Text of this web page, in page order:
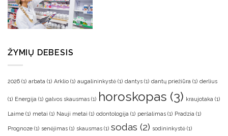
ŽYMIŲ DEBESIS
2026 (1) arbata (1) Arklio (1) augalininkystė (1) dantys (1) dantų priežiūra (1) derlius
(1) Energija (1) galvos skausmas (1) horoskopas (3) kraujotaka (1)
Laime (1) metai (1) Nauji metai (1) odontologija (1) peršalimas (1) Pradzia (1)
Prognoze (1) senėjimas (1) skausmas (1) sodas (2) sodininkystė (1)